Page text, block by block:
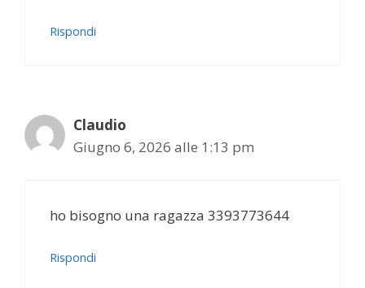
Rispondi
Claudio
Giugno 6, 2026 alle 1:13 pm
ho bisogno una ragazza 3393773644
Rispondi